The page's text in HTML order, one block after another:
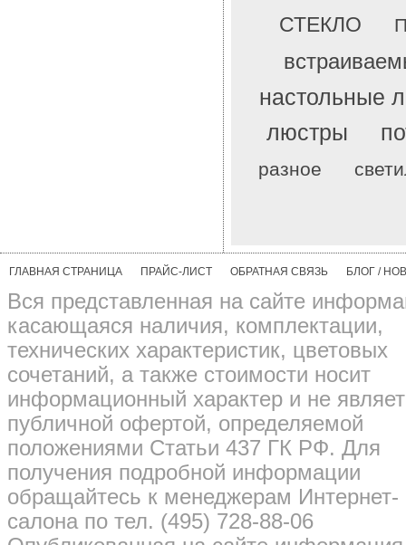
СТЕКЛО
настольные
люстры
разное
ГЛАВНАЯ СТРАНИЦА ПРАЙС-ЛИСТ ОБРАТНАЯ СВЯЗЬ БЛОГ /
Вся представленная на сайте
касающаяся наличия, комплектации,
технических характеристик, цветовых
сочетаний, а также стоимости носит
информационный характер и не
публичной офертой, определяемой
положениями Статьи 437 ГК РФ. Для
получения подробной информации
обращайтесь к менеджерам Интернет-
салона по тел. (495) 728-88-06